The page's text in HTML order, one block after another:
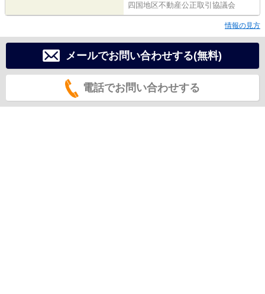
四国地区不動産公正取引協議会
情報の見方
メールでお問い合わせする(無料)
電話でお問い合わせする